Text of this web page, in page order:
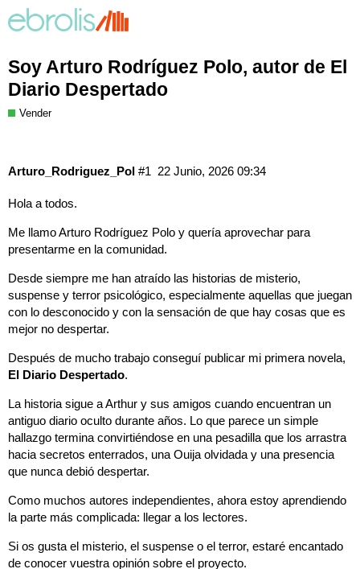
Soy Arturo Rodríguez Polo, autor de El
Diario Despertado
Vender
Arturo_Rodriguez_Pol 22 Junio, 2026 09:34
#1
Hola a todos.
Me llamo Arturo Rodríguez Polo y quería aprovechar para
presentarme en la comunidad.
Desde siempre me han atraído las historias de misterio,
suspense y terror psicológico, especialmente aquellas que juegan
con lo desconocido y con la sensación de que hay cosas que es
mejor no despertar.
Después de mucho trabajo conseguí publicar mi primera novela,
El Diario Despertado.
La historia sigue a Arthur y sus amigos cuando encuentran un
antiguo diario oculto durante años. Lo que parece un simple
hallazgo termina convirtiéndose en una pesadilla que los arrastra
hacia secretos enterrados, una Ouija olvidada y una presencia
que nunca debió despertar.
Como muchos autores independientes, ahora estoy aprendiendo
la parte más complicada: llegar a los lectores.
Si os gusta el misterio, el suspense o el terror, estaré encantado
de conocer vuestra opinión sobre el proyecto.